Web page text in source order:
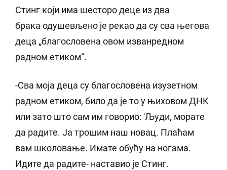
Стинг који има шесторо деце из два
брака одушевљено је рекао да су сва његова
деца „благословена овом изванредном
радном етиком“.
-Сва моја деца су благословена изузетном
радном етиком, било да је то у њиховом ДНК
или зато што сам им говорио: 'Људи, морате
да радите. Ја трошим наш новац. Плаћам
вам школовање. Имате обућу на ногама.
Идите да радите- наставио је Стинг.